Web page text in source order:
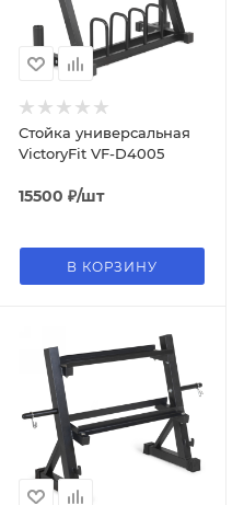
Стойка универсальная
VictoryFit VF-D4005
15500 ₽/шт
В КОРЗИНУ